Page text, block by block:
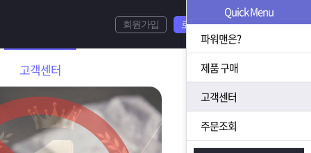
고객센터
회원가입 로그인
Quick Menu
파워맨은?
제품 구매
고객센터
주문조회